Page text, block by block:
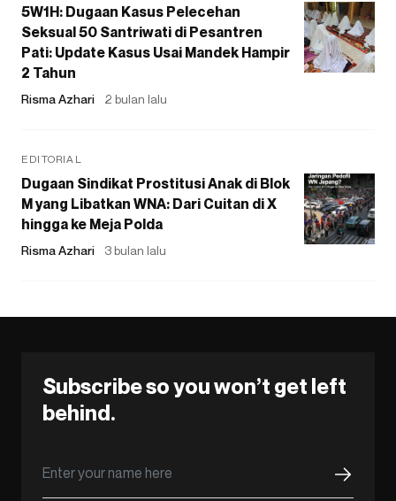
5W1H: Dugaan Kasus Pelecehan
Seksual 50 Santriwati di Pesantren
Pati: Update Kasus Usai Mandek Hampir
2 Tahun
Risma Azhari 2 bulan lalu
EDITORIAL
Dugaan Sindikat Prostitusi Anak di Blok
M yang Libatkan WNA: Dari Cuitan di X
hingga ke Meja Polda
Risma Azhari 3 bulan lalu
Subscribe so you won’t get left
behind.